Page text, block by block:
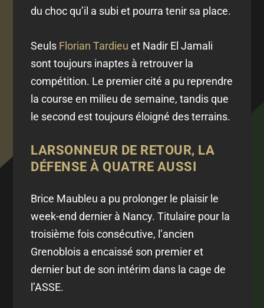
du choc qu’il a subi et pourra tenir sa place.
Seuls Florian Tardieu et Nadir El Jamali
sont toujours inaptes à retrouver la
compétition. Le premier cité a pu reprendre
la course en milieu de semaine, tandis que
le second est toujours éloigné des terrains.
LARSONNEUR DE RETOUR, LA
DÉFENSE À QUATRE AUSSI
Brice Maubleu a pu prolonger le plaisir le
week-end dernier à Nancy. Titulaire pour la
troisième fois consécutive, l’ancien
Grenoblois a encaissé son premier et
dernier but de son intérim dans la cage de
l’ASSE.